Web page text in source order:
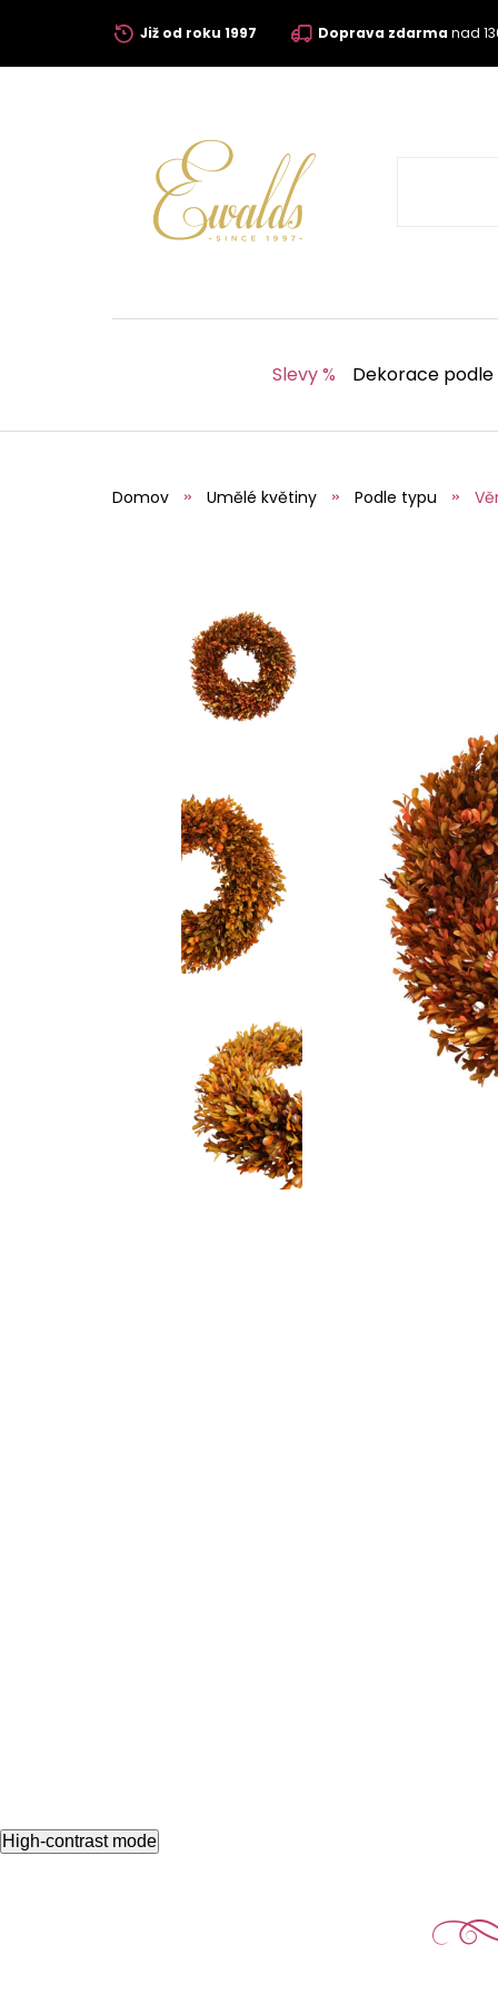
Již od roku 1997 Doprava zdarmanad
Slevy % Dekorace podle
Domov Umělé květiny Podle typu
High-contrast mode